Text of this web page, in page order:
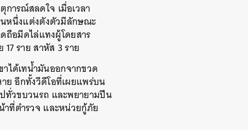
การณ์สลดใจ เมื่อเวลา
หนึ่งแต่งตังตัวมีลักษณะ
ถือมีดไล่แทงผู้โดยสาร
ราย สาหัส 3 ราย
ได้เทน้ำมันออกจากขวด
ย อีกทั้งวีดีโอที่เผยแพร่บน
ทั่วขบวนรถ และพยายามปีน
าที่ตำรวจ และหน่วยกู้ภัย